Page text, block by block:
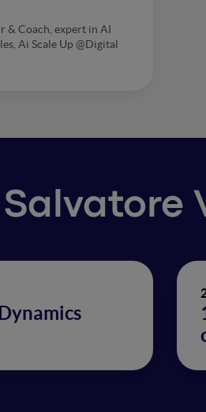
& Coach, expert in AI
Ai Scale Up @Digital